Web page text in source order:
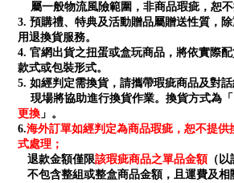
屬一般物流風險範圍，非商品瑕疵，恕不
3. 預購禮、特典及活動贈品屬贈送性質，
用退換貨服務。
4. 官網出貨之扭蛋或盒玩商品，將依實際
款式或包裝形式。
5. 如經判定需換貨，請攜帶瑕疵商品及對話
現場將協助進行換貨作業。換貨方式為「
更換 」。
6.海外訂單如經判定為商品瑕疵，恕不提
式處理；
退款金額僅限該瑕疵商品之單品金額（以
不包含整組或整盒商品金額，且運費及相